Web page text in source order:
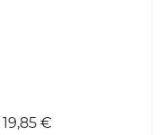
19,85 €